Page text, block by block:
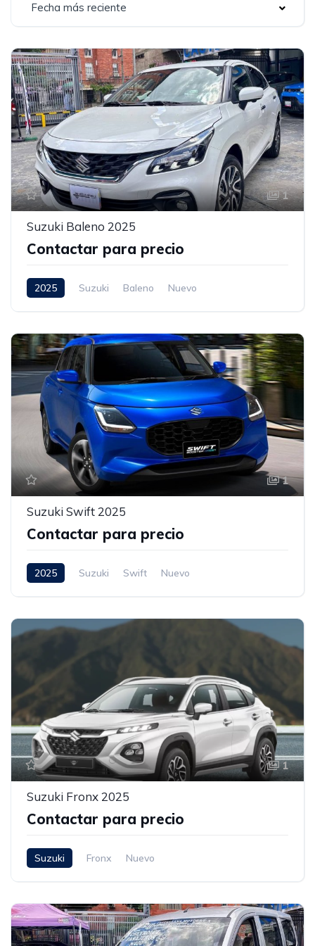
Fecha más reciente
1
Suzuki Baleno 2025
Contactar para precio
2025 Suzuki Baleno Nuevo
1
Suzuki Swift 2025
Contactar para precio
2025 Suzuki Swift Nuevo
1
Suzuki Fronx 2025
Contactar para precio
Suzuki Fronx Nuevo